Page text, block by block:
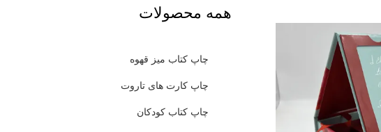
همه محصولات
چاپ کتاب میز قهوه
چاپ کارت های تاروت
چاپ کتاب کودکان